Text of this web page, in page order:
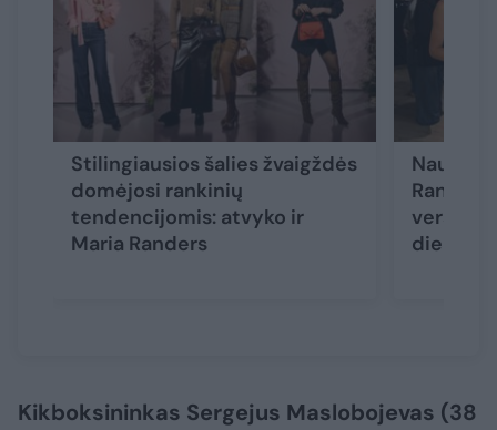
Stilingiausios šalies žvaigždės
domėjosi rankinių
tendencijomis: atvyko ir
Maria Randers
verslą ir
diena
Kikboksininkas Sergejus Maslobojevas (38